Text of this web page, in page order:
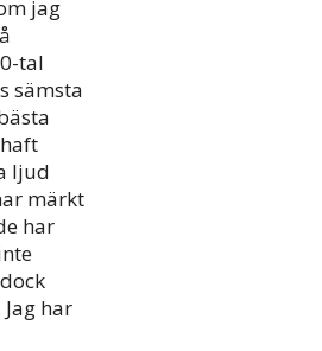
jag
tal
sämsta
ljud
märkt
har
har